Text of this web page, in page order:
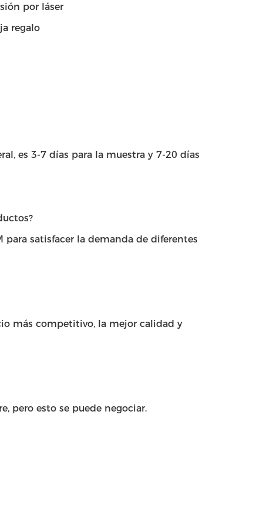
por láser
regalo
es 3-7 días para la muestra y 7-20 días
para satisfacer la demanda de diferentes
más competitivo, la mejor calidad y
pero esto se puede negociar.